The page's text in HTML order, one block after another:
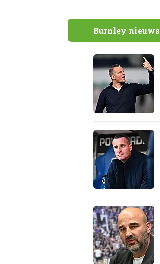
Burnley nieuws